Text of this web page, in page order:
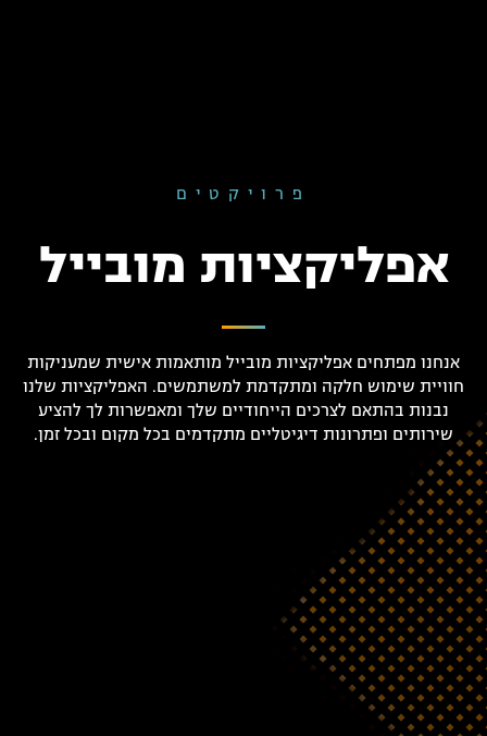
פרויקטים
אפליקציות מובייל
אנחנו מפתחים אפליקציות מובייל מותאמות אישית שמעניקות
חוויית שימוש חלקה ומתקדמת למשתמשים. האפליקציות שלנו
נבנות בהתאם לצרכים הייחודיים שלך ומאפשרות לך להציע
שירותים ופתרונות דיגיטליים מתקדמים בכל מקום ובכל זמן.